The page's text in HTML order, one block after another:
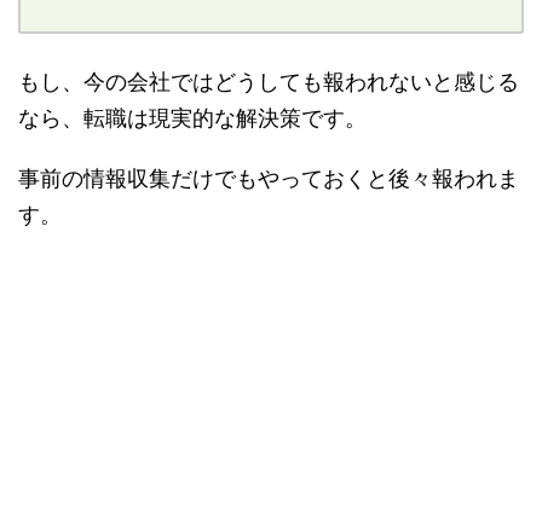
もし、今の会社ではどうしても報われないと感じる
なら、転職は現実的な解決策です。
事前の情報収集だけでもやっておくと後々報われま
す。